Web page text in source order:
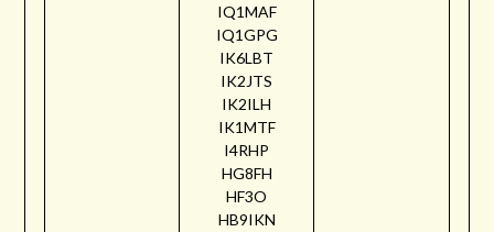
IQ1MAF
IQ1GPG
IK6LBT
IK2JTS
IK2ILH
IK1MTF
I4RHP
HG8FH
HF3O
HB9IKN